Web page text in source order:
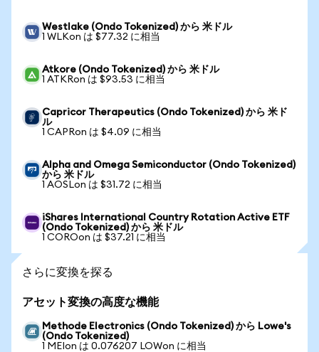
Westlake (Ondo Tokenized) から 米ドル
1 WLKon は $77.32 に相当
Atkore (Ondo Tokenized) から 米ドル
1 ATKRon は $93.53 に相当
Capricor Therapeutics (Ondo Tokenized) から 米ド
ル
1 CAPRon は $4.09 に相当
Alpha and Omega Semiconductor (Ondo Tokenized)
から 米ドル
1 AOSLon は $31.72 に相当
iShares International Country Rotation Active ETF
(Ondo Tokenized) から 米ドル
1 COROon は $37.21 に相当
さらに変換を探る
アセット変換の高度な機能
Methode Electronics (Ondo Tokenized) から Lowe's
(Ondo Tokenized)
1 MEIon は 0.076207 LOWon に相当